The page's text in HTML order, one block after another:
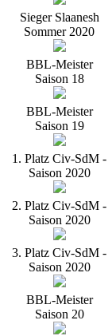
Sieger Slaanesh
Sommer 2020
BBL-Meister
Saison 18
BBL-Meister
Saison 19
1. Platz Civ-SdM -
Saison 2020
2. Platz Civ-SdM -
Saison 2020
3. Platz Civ-SdM -
Saison 2020
BBL-Meister
Saison 20